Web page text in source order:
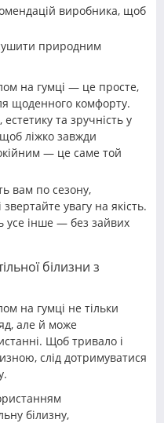
виробника, щоб
природним
на гумці — це просте,
щоденного комфорту.
та зручність у
ліжко завжди
— це саме той
вам по сезону,
увагу на якість.
усе інше — без зайвих
білизни з
на гумці не тільки
але й може
Щоб тривало і
слід дотримуватися
білизну,